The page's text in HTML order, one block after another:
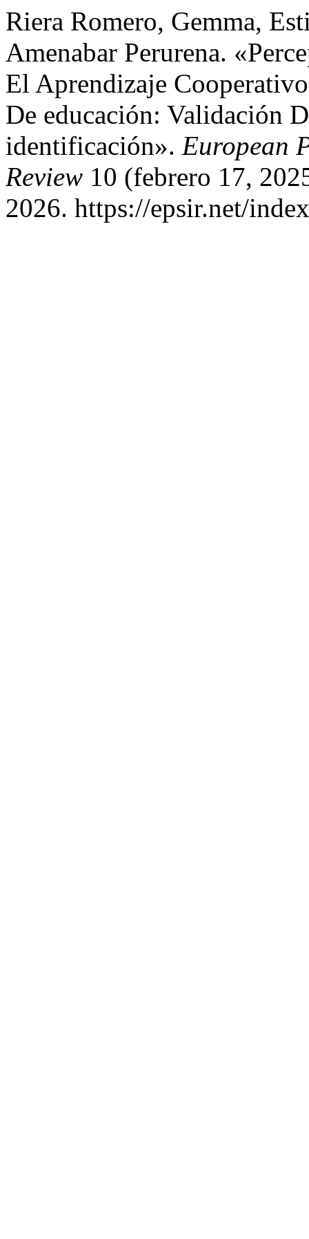
Riera Romero, Gemma,
Amenabar Perurena.
El Aprendizaje
De educación: Validación
identificación». European
Review 10 (febrero 17,
2026. https://epsir.net/